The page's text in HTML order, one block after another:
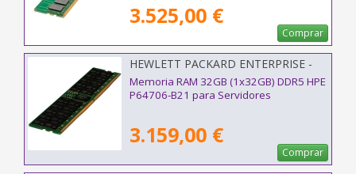
3.525,00 €
Comprar
HEWLETT PACKARD ENTERPRISE -
P64706-B21
Memoria RAM 32GB (1x32GB) DDR5 HPE
P64706-B21 para Servidores
3.159,00 €
Comprar